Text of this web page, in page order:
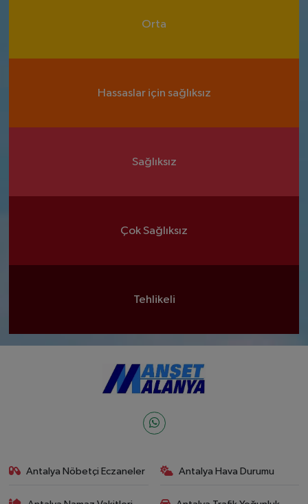
Orta
Hassaslar için sağlıksız
Sağlıksız
Çok Sağlıksız
Tehlikeli
Antalya Nöbetçi Eczaneler Antalya Hava Durumu